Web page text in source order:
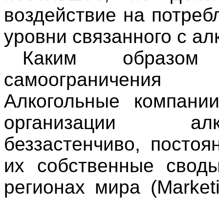
воздействие на
уровни связанного с
Каким образом
Алкогольные
организации
беззастенчиво,
их собственные
регионах мира